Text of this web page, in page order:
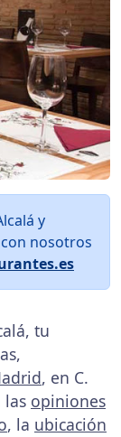
y
nosotros
tu
, en C.
las opiniones
, la ubicación